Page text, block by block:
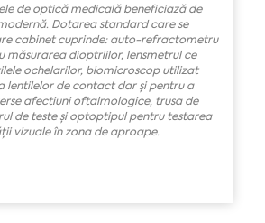
de opticămedicalăbeneficiazăde
ă. Dotarea standard care se
cabinet cuprinde: auto-refractometru
măsurarea dioptriilor, lensmetrul ce
eleochelarilor, biomicroscoputilizat
lentilelor de contact darși pentru a
afectiuni oftalmologice, trusa de
de testeși optoptipulpentru testarea
ii vizualeîn zona de aproape.